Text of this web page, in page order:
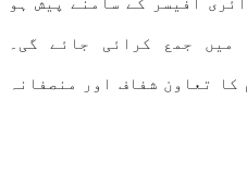
میں جمع کرائی جائے گی۔
تعاون شفاف اور منصفانہ